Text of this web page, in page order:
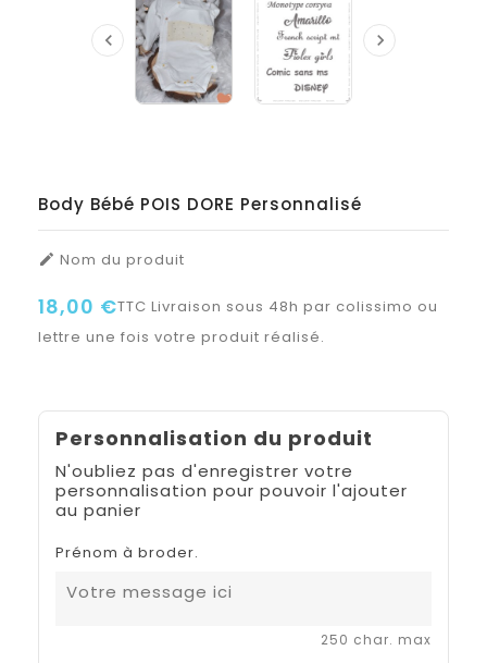
 
Body Bébé POIS DORE Personnalisé
 Nom du produit
18,00 €TTC Livraison sous 48h par colissimo ou
lettre une fois votre produit réalisé.
Personnalisation du produit
N'oubliez pas d'enregistrer votre
personnalisation pour pouvoir l'ajouter
au panier
Prénom à broder.
250 char. max